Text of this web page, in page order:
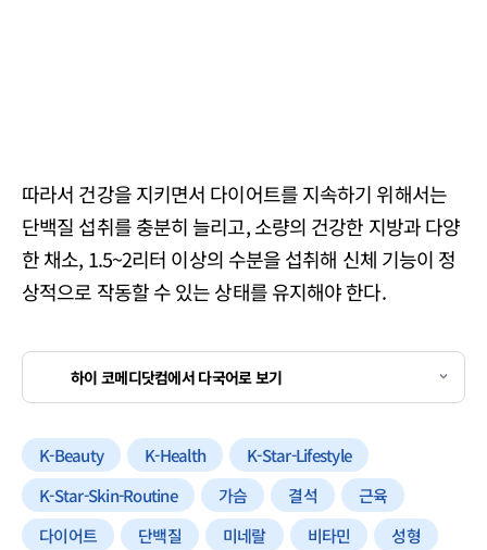
따라서 건강을 지키면서 다이어트를 지속하기 위해서는
단백질 섭취를 충분히 늘리고, 소량의 건강한 지방과 다양
한 채소, 1.5~2리터 이상의 수분을 섭취해 신체 기능이 정
상적으로 작동할 수 있는 상태를 유지해야 한다.
하이 코메디닷컴에서 다국어로 보기
K-Beauty K-Health
K-Star-Lifestyle
K-Star-Skin-Routine
가슴 결석
근육
다이어트
단백질 미네랄 비타민
성형